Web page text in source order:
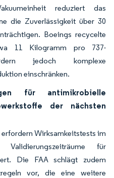
reduziert das
die Zuverlässigkeit über 30
Boeings recycelte
11 Kilogramm pro 737-
jedoch komplexe
einschränken.
für antimikrobielle
der nächsten
Wirksamkeitstests im
für
Die FAA schlägt zudem
vor, die eine weitere